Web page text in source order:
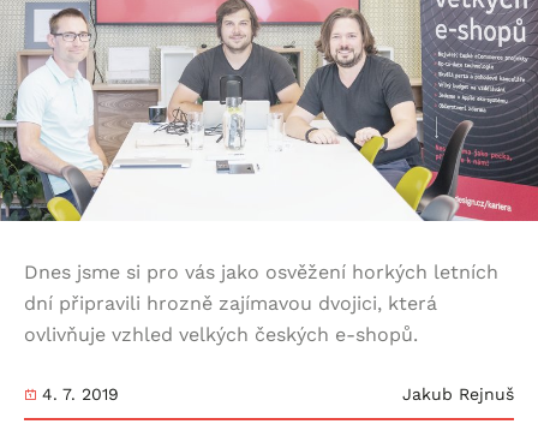
Dnes jsme si pro vás jako osvěžení horkých letních
dní připravili hrozně zajímavou dvojici, která
ovlivňuje vzhled velkých českých e-shopů.
4. 7. 2019 Jakub Rejnuš